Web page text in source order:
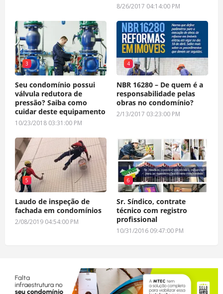
8/26/2017 04:14:00 PM
3
Seu condomínio possui
válvula redutora de
pressão? Saiba como
cuidar deste equipamento
10/23/2018 03:31:00 PM
4
NBR 16280 – De quem é a
responsabilidade pelas
obras no condomínio?
2/13/2017 03:23:00 PM
5
Laudo de inspeção de
fachada em condomínios
2/08/2019 04:54:00 PM
6
Sr. Síndico, contrate
técnico com registro
profissional
10/31/2016 09:47:00 PM